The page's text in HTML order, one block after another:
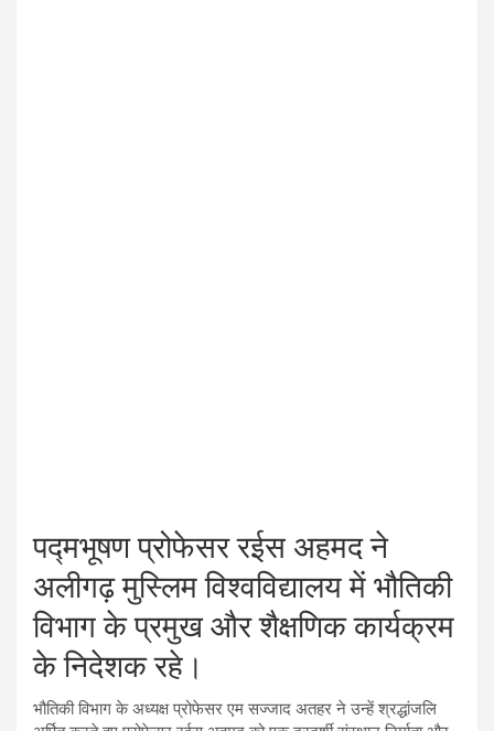
पद्मभूषण प्रोफेसर रईस अहमद ने
अलीगढ़ मुस्लिम विश्वविद्यालय में भौतिकी
विभाग के प्रमुख और शैक्षणिक कार्यक्रम
के निदेशक रहे।
भौतिकी विभाग के अध्यक्ष प्रोफेसर एम सज्जाद अतहर ने उन्हें श्रद्धांजलि